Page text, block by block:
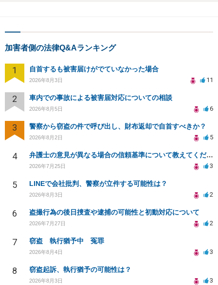
加害者側の法律Q&Aランキング
1 自首するも被害届けがでていなかった場合
2026年8月3日 11
2 車内での事故による被害届対応についての相談
2026年8月5日 6
3 警察から窃盗の件で呼び出し、財布返却で自首すべきか？
2026年8月2日 5
4 弁護士の意見が異なる場合の信頼基準について教えてください
2026年7月25日 3
5 LINEで会社批判、警察が立件する可能性は？
2026年8月3日 2
6 盗撮行為の後日捜査や逮捕の可能性と初動対応について
2026年7月27日 2
7 窃盗 執行猶予中 冤罪
2026年8月4日 3
8 窃盗起訴、執行猶予の可能性は？
2026年8月3日 3